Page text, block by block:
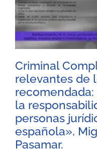
Criminal
relevantes de
la
personas
española»,
Pasamar.